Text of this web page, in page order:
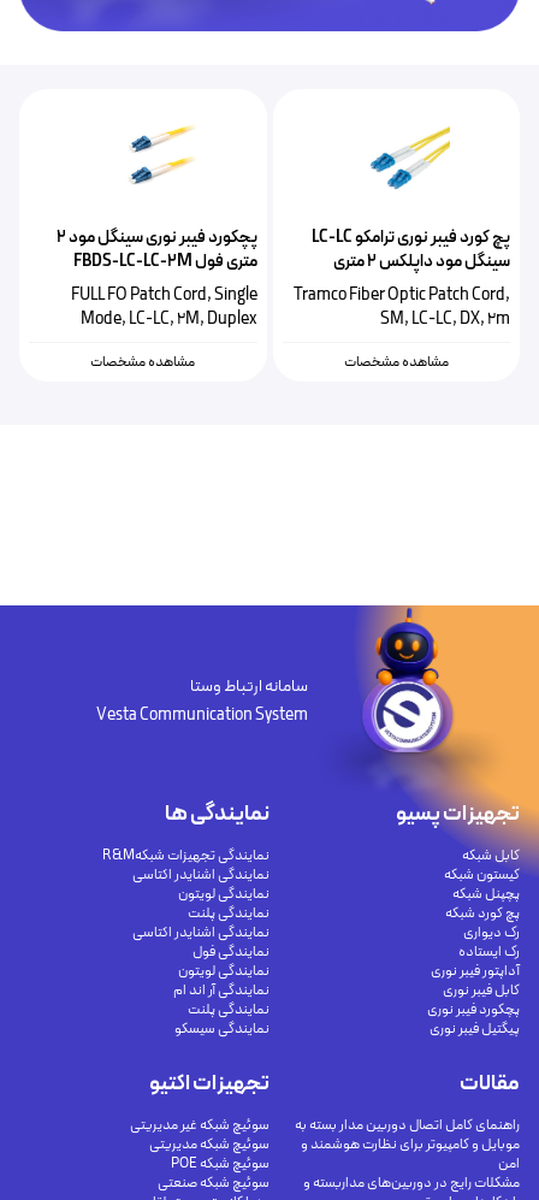
پچ کورد فیبر نوری ترامکو LC-LC
سینگل مود داپلکس ۲ متری
Tramco Fiber Optic Patch Cord,
SM, LC-LC, DX, 2m
مشاهده مشخصات
پچکورد فیبر نوری سینگل مود ۲
متری فول FBDS-LC-LC-2M
FULL FO Patch Cord, Single
Mode, LC-LC, 2M, Duplex
مشاهده مشخصات
سامانه ارتباط وستا
Vesta Communication System
تجهیزات پسیو
کابل شبکه
کیستون شبکه
پچپنل شبکه
پچ کورد شبکه
رک دیواری
رک ایستاده
آداپتور فیبر نوری
کابل فیبر نوری
پچکورد فیبر نوری
پیگتیل فیبر نوری
تجهیزات اکتیو
سوئیچ شبکه غیر مدیریتی
سوئیچ شبکه مدیریتی
سوئیچ شبکه POE
سوئیچ شبکه صنعتی
نمایندگی ها
نمایندگی تجهیزات شبکهR&M
نمایندگی اشنایدر اکتاسی
نمایندگی لویتون
نمایندگی پلنت
نمایندگی اشنایدر اکتاسی
نمایندگی فول
نمایندگی لویتون
نمایندگی آر اند ام
نمایندگی پلنت
نمایندگی سیسکو
مقالات
راهنمای کامل اتصال دوربین مدار بسته به
موبایل و کامپیوتر برای نظارت هوشمند و
امن
مشکلات رایج در دوربین‌های مداربسته و